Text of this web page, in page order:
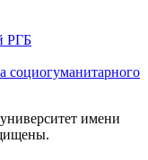
имени